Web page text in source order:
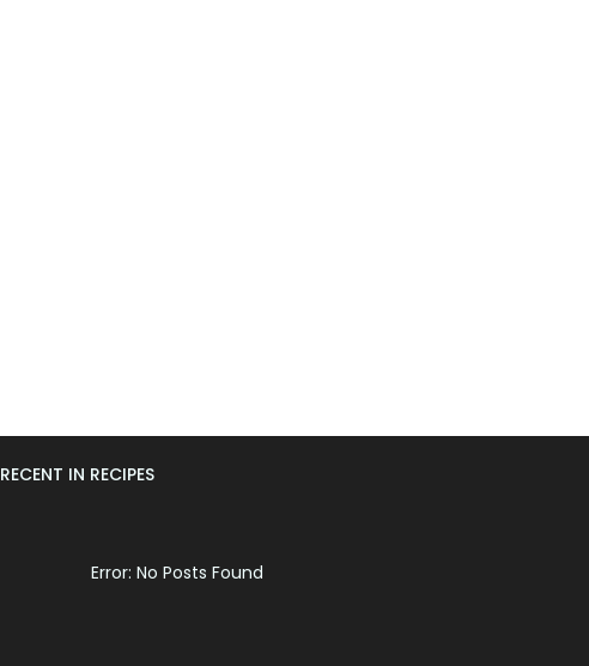
RECENT IN RECIPES
Error: No Posts Found